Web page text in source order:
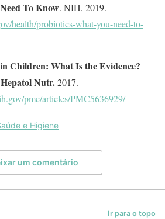
To Know. NIH, 2019.
health/probiotics-what-you-need-to-
Children: What Is the Evidence?
Nutr.2017.
pmc/articles/PMC5636929/
e Higiene
um comentário
Ir para o topo